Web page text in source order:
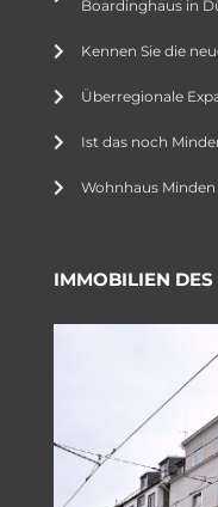
Boardinghaus in
Kennen Sie die
Überregionale
Ist das noch
Wohnhaus
IMMOBILIEN DES